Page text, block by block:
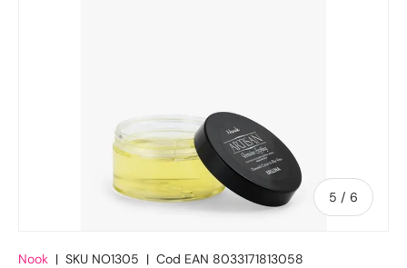
5 / De
6
Nook | SKU NO1305 | Cod EAN 8033171813058